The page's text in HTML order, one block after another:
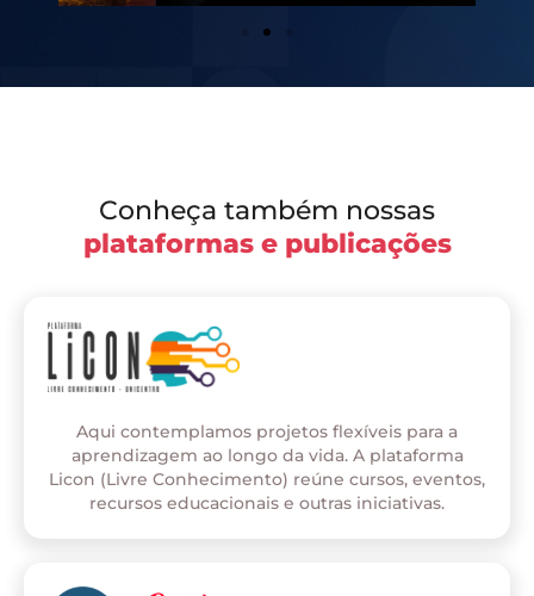
Conheça também nossas
plataformas e publicações
Aqui contemplamos projetos flexíveis para a
aprendizagem ao longo da vida. A plataforma
Licon (Livre Conhecimento) reúne cursos, eventos,
recursos educacionais e outras iniciativas.